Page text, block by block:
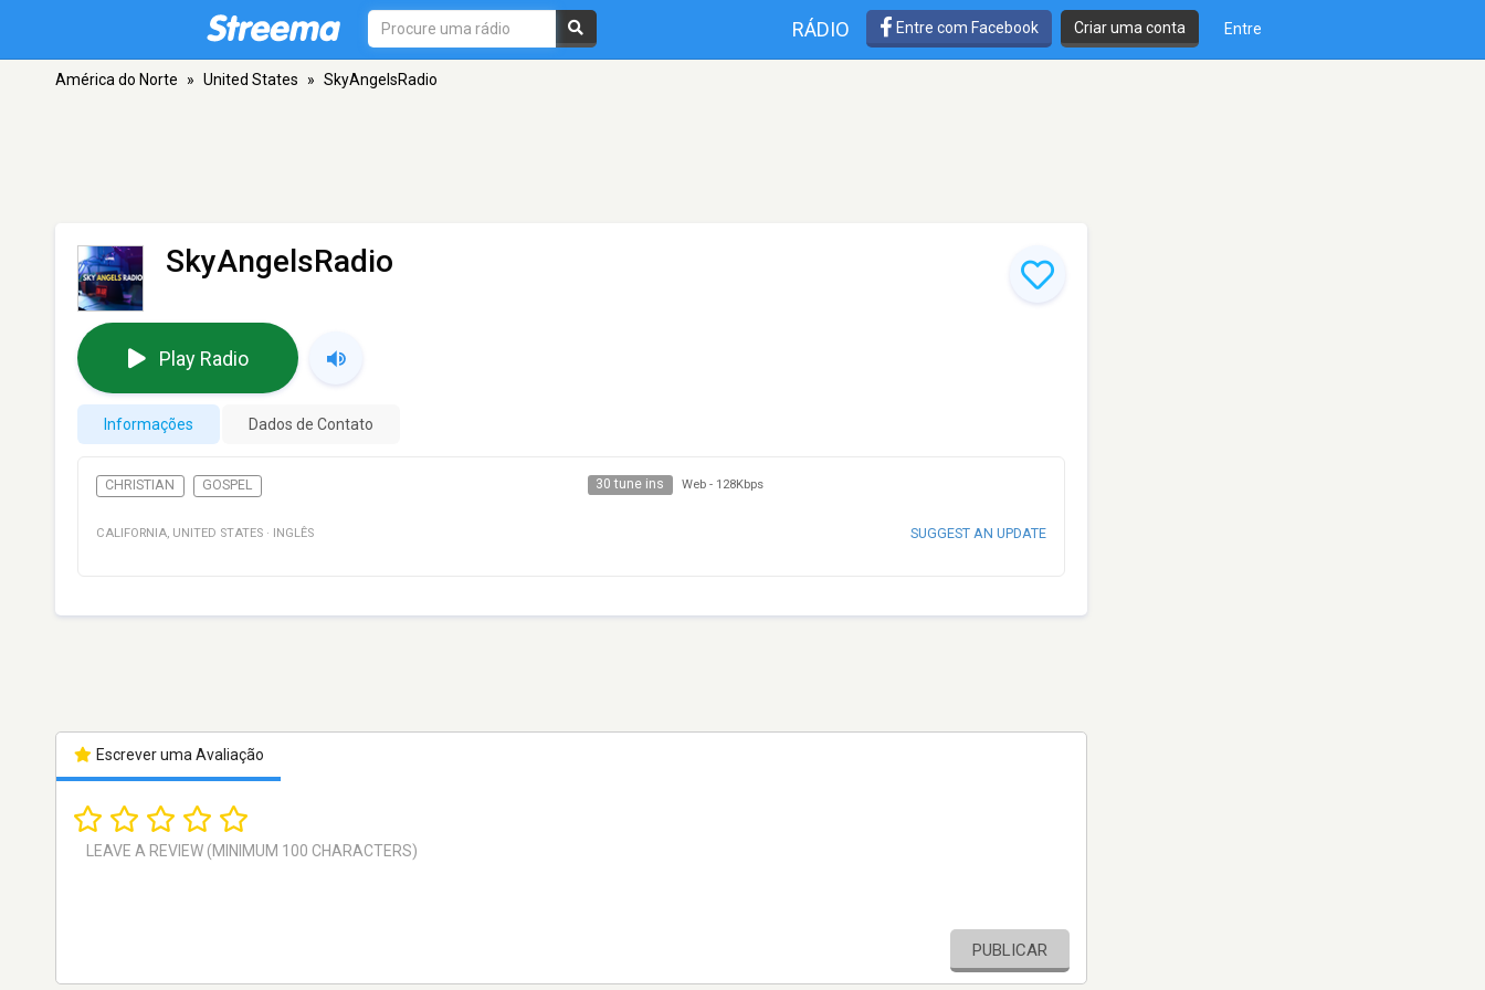
RÁDIO Entre com Facebook Criar uma conta Entre
América do Norte » United States » SkyAngelsRadio
SkyAngelsRadio
Play Radio
Informações Dados de Contato
CHRISTIAN GOSPEL 30 tune ins Web - 128Kbps
CALIFORNIA, UNITED STATES · INGLÊS SUGGEST AN UPDATE
Escrever uma Avaliação
PUBLICAR